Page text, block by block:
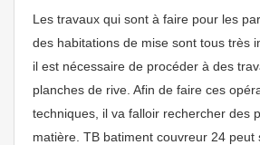
Les travaux qui sont à faire pour les
des habitations de mise sont tous très
il est nécessaire de procéder à des
planches de rive. Afin de faire ces
techniques, il va falloir rechercher des
matière. TB batiment couvreur 24 peut